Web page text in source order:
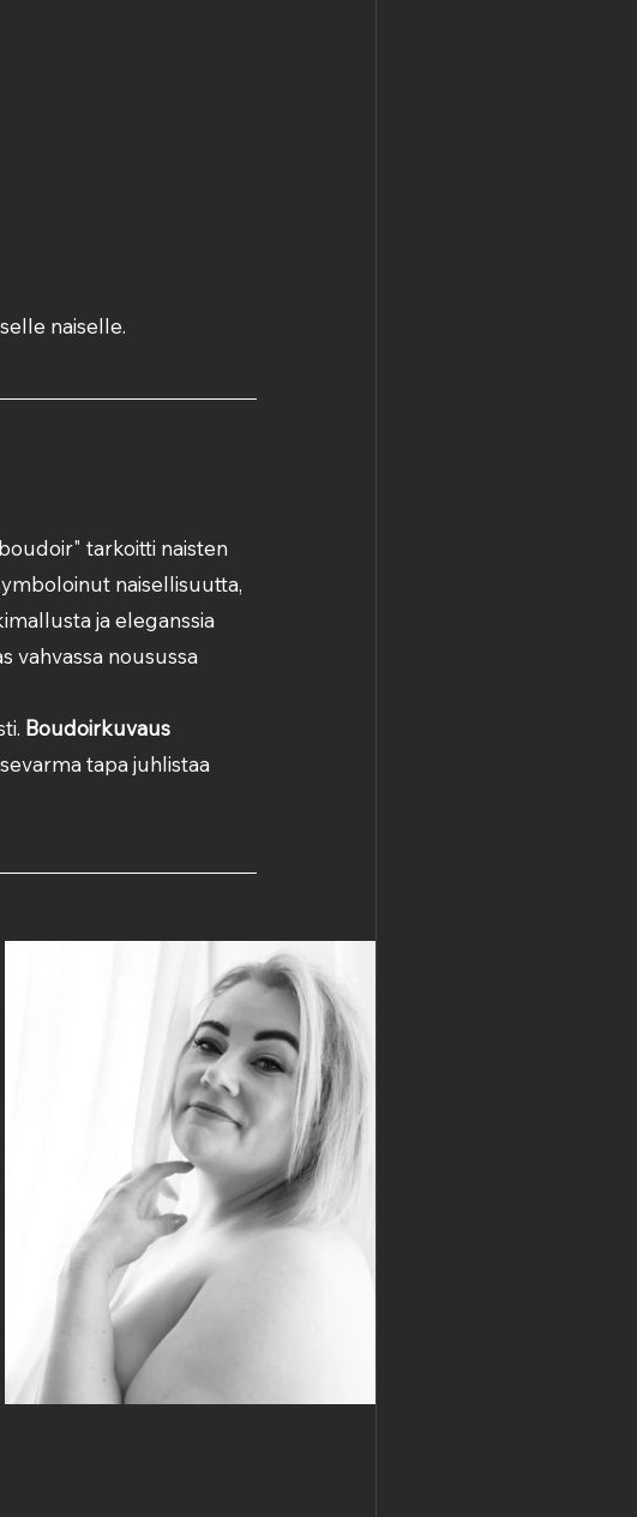
naiselle.
tarkoitti naisten
naisellisuutta,
ja eleganssia
vahvassa nousussa
Boudoirkuvaus
tapa juhlistaa